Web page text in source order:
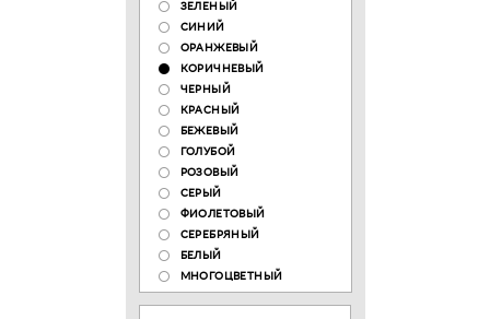
ЗЕЛЕНЫЙ
СИНИЙ
ОРАНЖЕВЫЙ
КОРИЧНЕВЫЙ
ЧЕРНЫЙ
КРАСНЫЙ
БЕЖЕВЫЙ
ГОЛУБОЙ
РОЗОВЫЙ
СЕРЫЙ
ФИОЛЕТОВЫЙ
СЕРЕБРЯНЫЙ
БЕЛЫЙ
МНОГОЦВЕТНЫЙ